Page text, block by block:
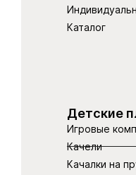
Каталог
Детские
Игровые
Качели
Качалки на